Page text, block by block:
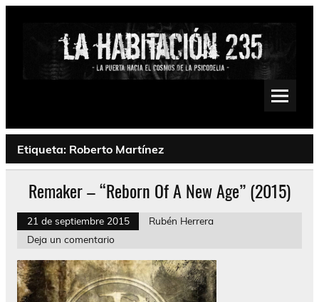
Saltar
Psychedelic, Stoner, Doom, Sludge, Fuzz, Space, Drone
Etiqueta: Roberto Martínez
Remaker – “Reborn Of A New Age” (2015)
21 de septiembre 2015
Rubén Herrera
Deja un comentario